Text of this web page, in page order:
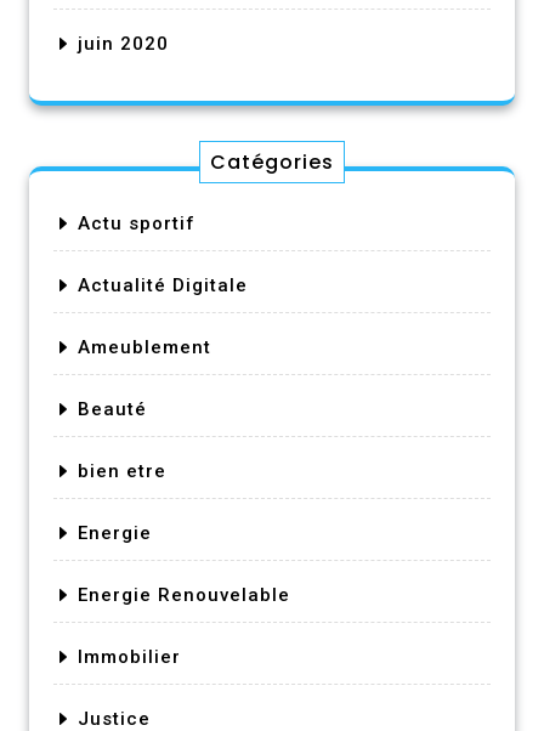
juin 2020
Catégories
Actu sportif
Actualité Digitale
Ameublement
Beauté
bien etre
Energie
Energie Renouvelable
Immobilier
Justice